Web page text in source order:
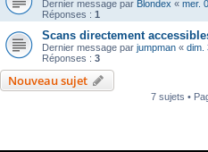
Dernier message par Blondex « mer.
Réponses : 1
Scans directement
Dernier message par jumpman « dim.
Réponses : 3
Nouveau sujet
7 sujets •